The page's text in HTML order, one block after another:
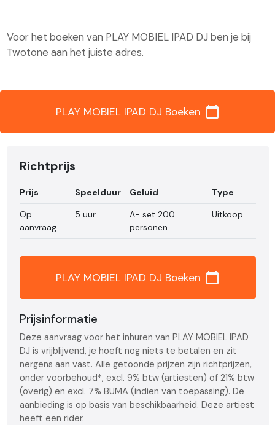
Voor het boeken van PLAY MOBIEL IPAD DJ ben je bij
Twotone aan het juiste adres.
PLAY MOBIEL IPAD DJ Boeken calendar_today
Richtprijs
Prijs Speelduur Geluid
Type
Op
aanvraag
5 uur
A- set 200
personen
Uitkoop
PLAY MOBIEL IPAD DJ Boeken calendar_today
Prijsinformatie
Deze aanvraag voor het inhuren van PLAY MOBIEL IPAD
DJ is vrijblijvend, je hoeft nog niets te betalen en zit
nergens aan vast. Alle getoonde prijzen zijn richtprijzen,
onder voorbehoud*, excl. 9% btw (artiesten) of 21% btw
(overig) en excl. 7% BUMA (indien van toepassing). De
aanbieding is op basis van beschikbaarheid. Deze artiest
heeft een rider.